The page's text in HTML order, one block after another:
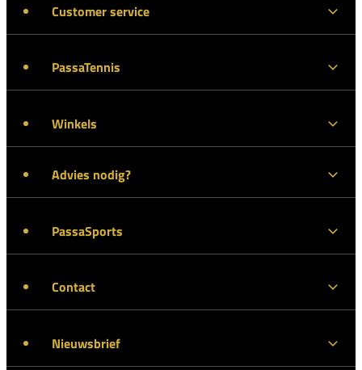
Customer service
PassaTennis
Winkels
Advies nodig?
PassaSports
Contact
Nieuwsbrief